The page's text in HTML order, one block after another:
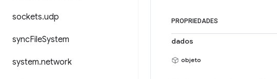
sockets.udp
syncFileSystem
system.network
PROPRIEDADES
dados
objeto